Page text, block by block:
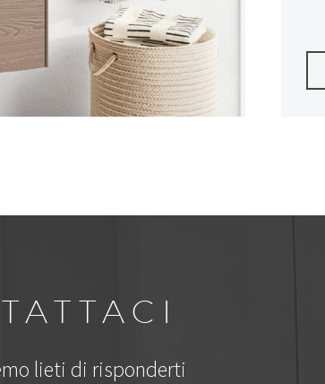
lieti di risponderti